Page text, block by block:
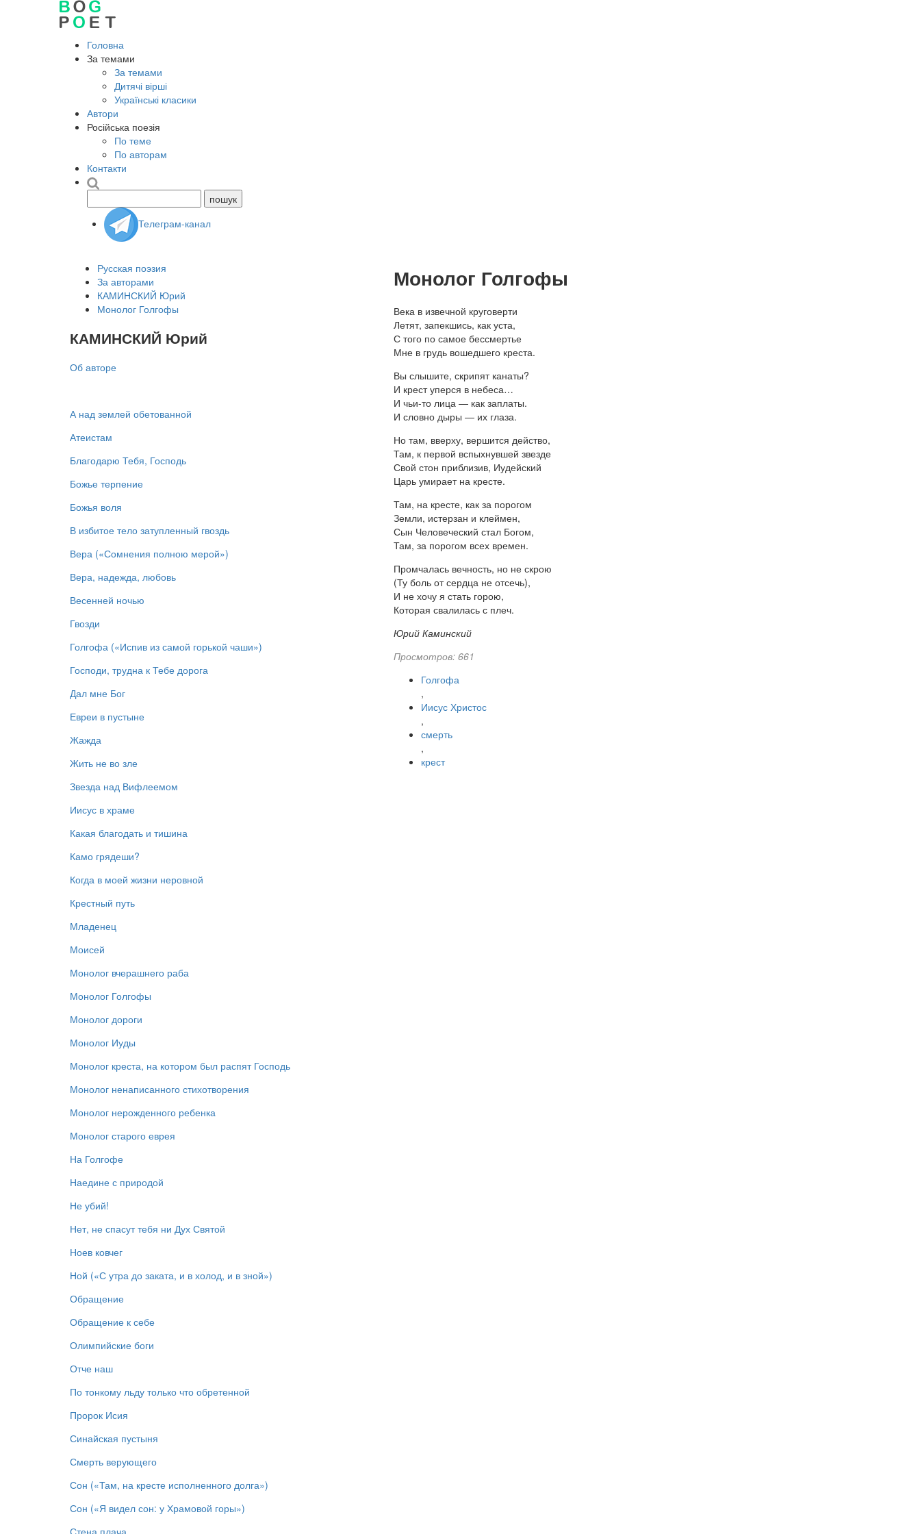
Головна
За темами
За темами
Дитячі вірші
Українські класики
Автори
Російська поезія
По теме
По авторам
Контакти
Телеграм-канал
Монолог Голгофы
Века в извечной круговерти
Летят, запекшись, как уста,
С того по самое бессмертье
Мне в грудь вошедшего креста.
Вы слышите, скрипят канаты?
И крест уперся в небеса…
И чьи-то лица — как заплаты.
И словно дыры — их глаза.
Но там, вверху, вершится действо,
Там, к первой вспыхнувшей звезде
Свой стон приблизив, Иудейский
Царь умирает на кресте.
Там, на кресте, как за порогом
Земли, истерзан и клеймен,
Сын Человеческий стал Богом,
Там, за порогом всех времен.
Промчалась вечность, но не скрою
(Ту боль от сердца не отсечь),
И не хочу я стать горою,
Которая свалилась с плеч.
Юрий Каминский
Просмотров: 661
Голгофа
,
Иисус Христос
,
смерть
,
крест
Русская поэзия
За авторами
КАМИНСКИЙ Юрий
Монолог Голгофы
КАМИНСКИЙ Юрий
Об авторе
А над землей обетованной
Атеистам
Благодарю Тебя, Господь
Божье терпение
Божья воля
В избитое тело затупленный гвоздь
Вера («Сомнения полною мерой»)
Вера, надежда, любовь
Весенней ночью
Гвозди
Голгофа («Испив из самой горькой чаши»)
Господи, трудна к Тебе дорога
Дал мне Бог
Евреи в пустыне
Жажда
Жить не во зле
Звезда над Вифлеемом
Иисус в храме
Какая благодать и тишина
Камо грядеши?
Когда в моей жизни неровной
Крестный путь
Младенец
Моисей
Монолог вчерашнего раба
Монолог Голгофы
Монолог дороги
Монолог Иуды
Монолог креста, на котором был распят Господь
Монолог ненаписанного стихотворения
Монолог нерожденного ребенка
Монолог старого еврея
На Голгофе
Наедине с природой
Не убий!
Нет, не спасут тебя ни Дух Святой
Ноев ковчег
Ной («С утра до заката, и в холод, и в зной»)
Обращение
Обращение к себе
Олимпийские боги
Отче наш
По тонкому льду только что обретенной
Пророк Исия
Синайская пустыня
Смерть верующего
Сон («Там, на кресте исполненного долга»)
Сон («Я видел сон: у Храмовой горы»)
Стена плача